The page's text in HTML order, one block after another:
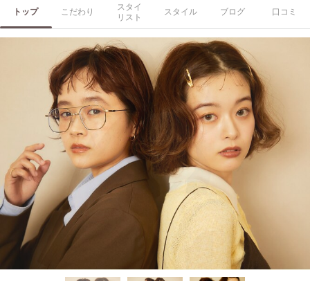
トップ こだわり
スタイ
リスト
スタイル ブログ 口コミ